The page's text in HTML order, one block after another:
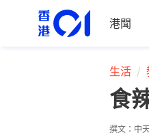
港聞
生活
食
撰文： 中